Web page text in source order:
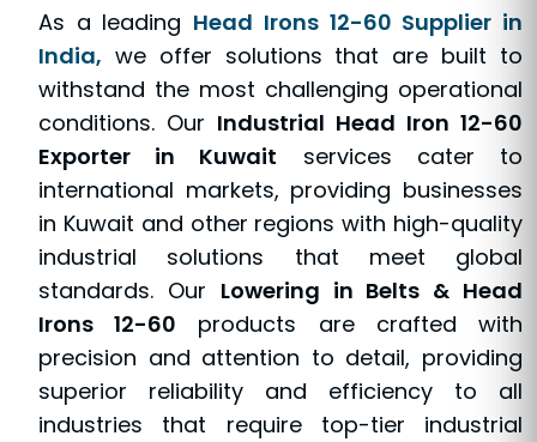
As a leading Head Irons 12-60 Supplier in
India, we offer solutions that are built to
withstand the most challenging operational
conditions. Our Industrial Head Iron 12-60
Exporter in Kuwait services cater to
international markets, providing businesses
in Kuwait and other regions with high-quality
industrial solutions that meet global
standards. Our Lowering in Belts & Head
Irons 12-60 products are crafted with
precision and attention to detail, providing
superior reliability and efficiency to all
industries that require top-tier industrial